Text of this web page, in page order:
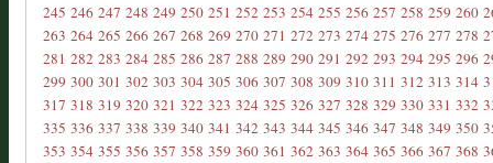
245 246 247 248 249 250 251 252 253 254 255 256 257 258 259 260
263 264 265 266 267 268 269 270 271 272 273 274 275 276 277 278
281 282 283 284 285 286 287 288 289 290 291 292 293 294 295 296
299 300 301 302 303 304 305 306 307 308 309 310 311 312 313 314
317 318 319 320 321 322 323 324 325 326 327 328 329 330 331 332
335 336 337 338 339 340 341 342 343 344 345 346 347 348 349 350
353 354 355 356 357 358 359 360 361 362 363 364 365 366 367 368